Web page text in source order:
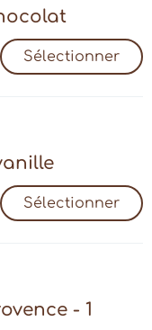
Sélectionner
Sélectionner
- 1